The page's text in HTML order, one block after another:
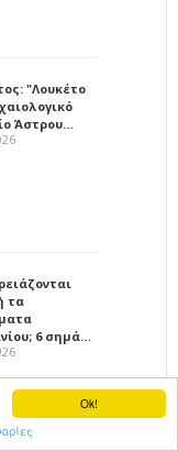
Ok!
"Λουκέτο
Άστρου…
τα
6 σημά…